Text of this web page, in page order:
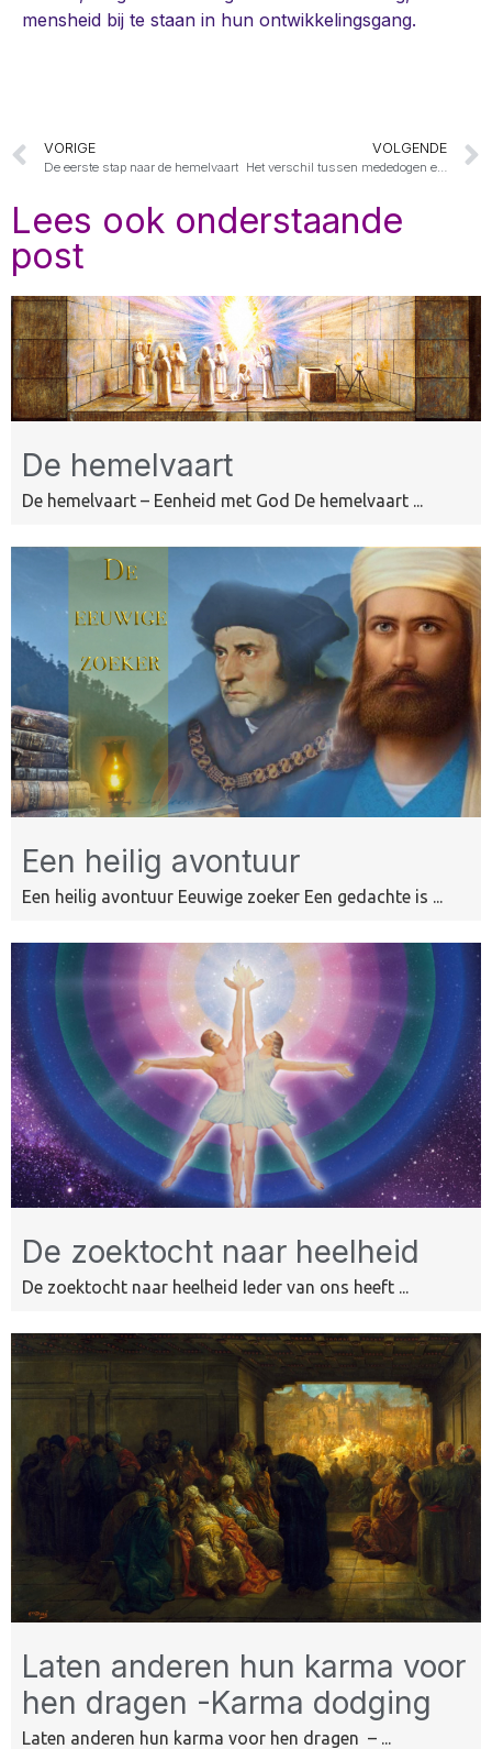
mensheid bij te staan in hun ontwikkelingsgang.
VORIGE
De eerste stap naar de hemelvaart
VOLGENDE
Het verschil tussen mededogen en sympathie
Lees ook onderstaande
post
De hemelvaart
De hemelvaart – Eenheid met God De hemelvaart ...
Een heilig avontuur
Een heilig avontuur Eeuwige zoeker Een gedachte is ...
De zoektocht naar heelheid
De zoektocht naar heelheid Ieder van ons heeft ...
Laten anderen hun karma voor
hen dragen -Karma dodging
Laten anderen hun karma voor hen dragen – ...